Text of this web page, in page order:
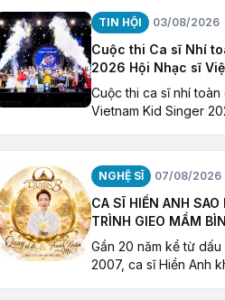
sống bình dị
TIN HỘI 03/08/2026
Cuộc thi Ca sĩ Nhí
2026 Hội Nhạc sĩ
Giải thưởng “Ngôi
Cuộc thi ca sĩ nhí toàn
Vietnam Kid Singer
Đoàn TNCS Hồ Chí
NGHỆ SĨ 07/08/2026
CA SĨ HIỀN ANH
TRÌNH GIEO MẦM
Gần 20 năm kể từ dấu
2007, ca sĩ Hiền Anh